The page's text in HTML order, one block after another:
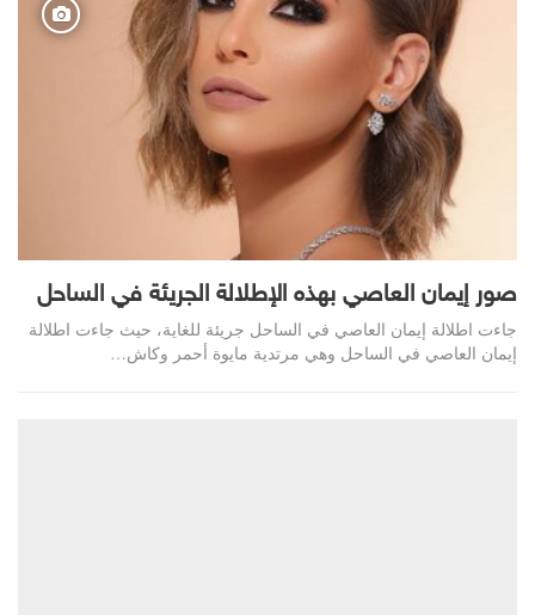
صور إيمان العاصي بهذه الإطلالة الجريئة في الساحل
جاءت اطلالة إيمان العاصي في الساحل جريئة للغاية، حيث جاءت اطلالة
إيمان العاصي في الساحل وهي مرتدية مايوة أحمر وكاش…